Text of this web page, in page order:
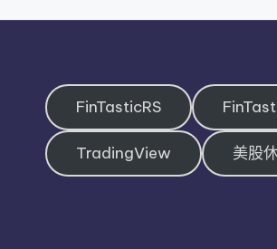
FinTasticRS
TradingView 美股